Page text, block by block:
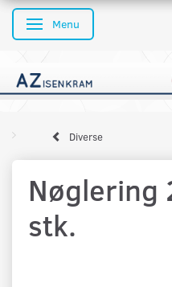
Skifte navigation
Menu
Diverse
Nøglering
stk.